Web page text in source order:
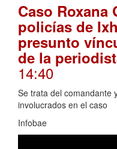
Caso Roxana
policías de
presunto
de la
14:40
Se trata del comandante
involucrados en el caso
Infobae